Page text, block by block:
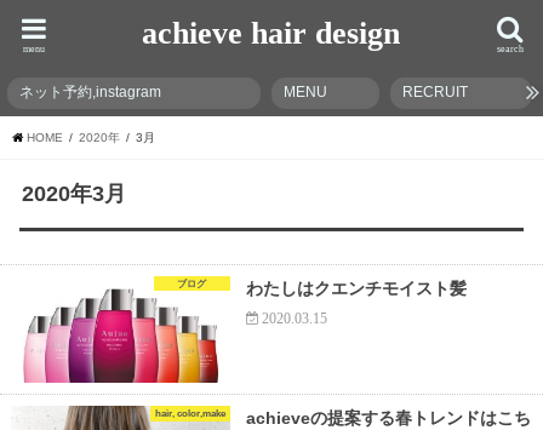
achieve hair design search
menu
ネット予約,instagram MENU RECRUIT
HOME 2020年 3月
2020年3月
ブログ わたしはクエンチモイスト髪
2020.03.15
hair, color,make
achieveの提案する春トレンドはこち